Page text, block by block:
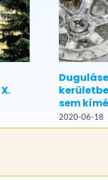
sem
2020-06-18